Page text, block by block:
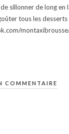
sillonner de long
tous les
COMMENTAIRE